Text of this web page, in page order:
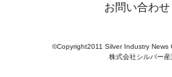
お問い合わせ
©Copyright2011 Silver Industry News
株式会社シルバー